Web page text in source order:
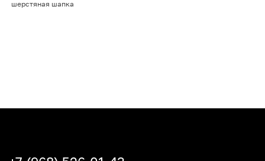
шерстяная шапка